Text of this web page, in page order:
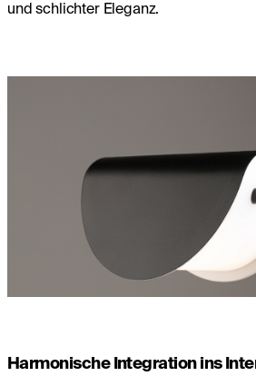
und schlichter Eleganz.
Harmonische Integration ins